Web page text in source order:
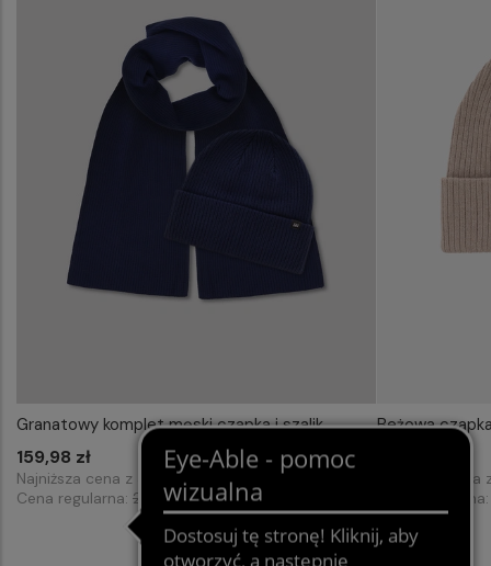
Granatowy komplet męski czapka i szalik
159,98 zł
Najniższa cena z 30 dni przed obniżką:
Cena regularna: 204,98 zł
Beżowa
Najniższa
Cena regularna: